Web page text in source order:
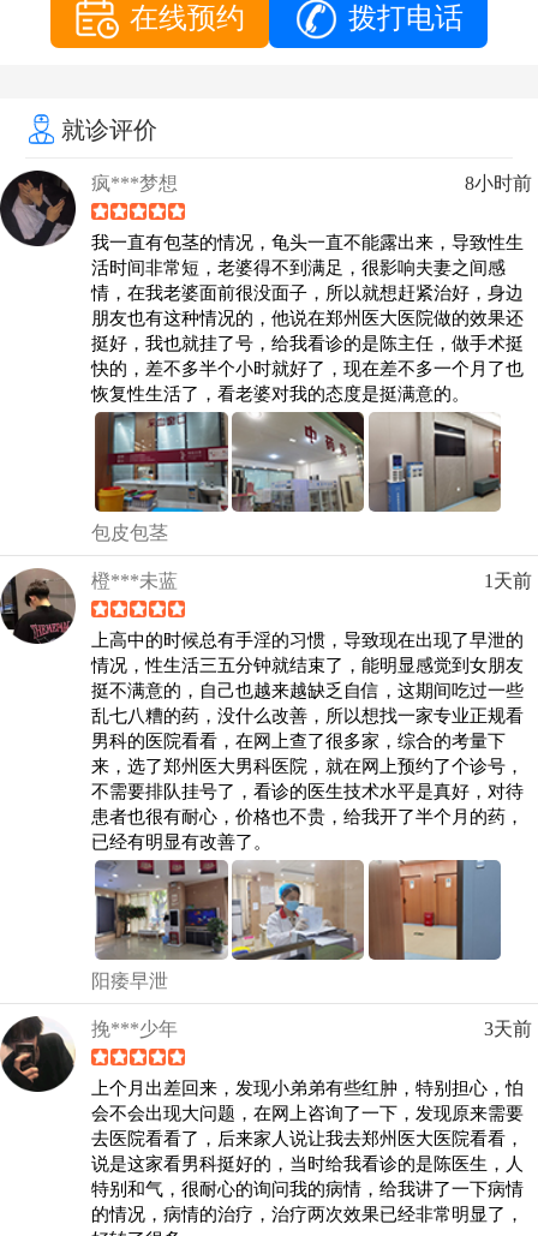
在线预约 拨打电话
就诊评价
疯***梦想 8小时前
我一直有包茎的情况，龟头一直不能露出来，导致性生
活时间非常短，老婆得不到满足，很影响夫妻之间感
情，在我老婆面前很没面子，所以就想赶紧治好，身边
朋友也有这种情况的，他说在郑州医大医院做的效果还
挺好，我也就挂了号，给我看诊的是陈主任，做手术挺
快的，差不多半个小时就好了，现在差不多一个月了也
恢复性生活了，看老婆对我的态度是挺满意的。
包皮包茎
橙***未蓝 1天前
上高中的时候总有手淫的习惯，导致现在出现了早泄的
情况，性生活三五分钟就结束了，能明显感觉到女朋友
挺不满意的，自己也越来越缺乏自信，这期间吃过一些
乱七八糟的药，没什么改善，所以想找一家专业正规看
男科的医院看看，在网上查了很多家，综合的考量下
来，选了郑州医大男科医院，就在网上预约了个诊号，
不需要排队挂号了，看诊的医生技术水平是真好，对待
患者也很有耐心，价格也不贵，给我开了半个月的药，
已经有明显有改善了。
阳痿早泄
挽***少年 3天前
上个月出差回来，发现小弟弟有些红肿，特别担心，怕
会不会出现大问题，在网上咨询了一下，发现原来需要
去医院看看了，后来家人说让我去郑州医大医院看看，
说是这家看男科挺好的，当时给我看诊的是陈医生，人
特别和气，很耐心的询问我的病情，给我讲了一下病情
的情况，病情的治疗，治疗两次效果已经非常明显了，